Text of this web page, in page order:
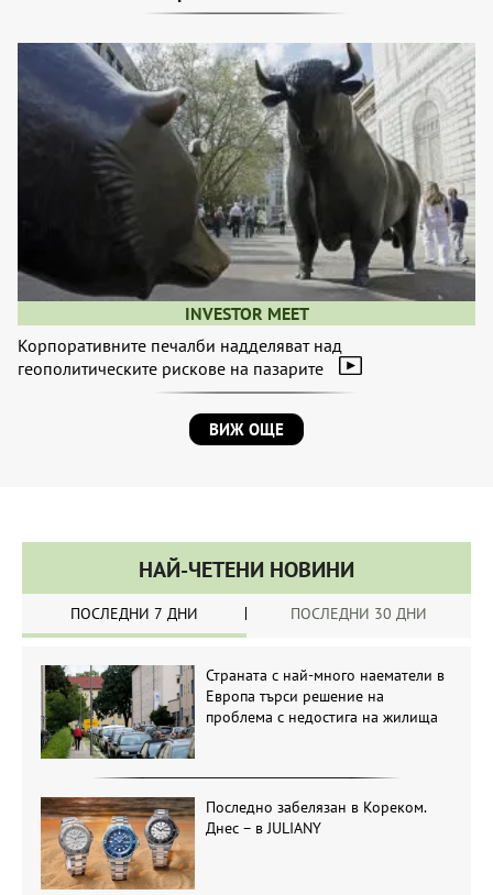
INVESTOR MEET
Корпоративните печалби надделяват над
геополитическите рискове на пазарите
ВИЖ ОЩЕ
НАЙ-ЧЕТЕНИ НОВИНИ
ПОСЛЕДНИ 7 ДНИ ПОСЛЕДНИ 30 ДНИ
Страната с най-много наематели в
Европа търси решение на
проблема с недостига на жилища
Последно забелязан в Кореком.
Днес – в JULIANY